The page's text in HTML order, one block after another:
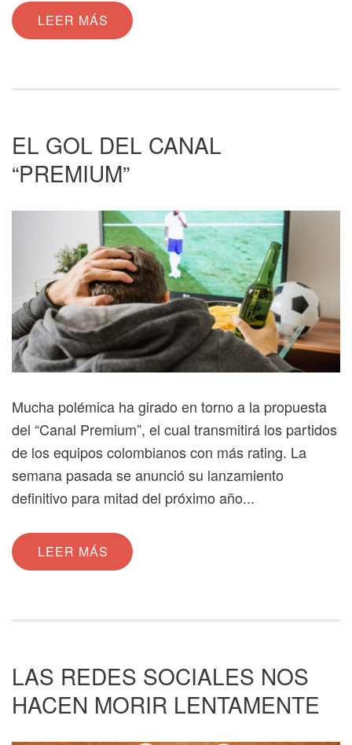
LEER MÁS
EL GOL DEL CANAL
“PREMIUM”
Mucha polémica ha girado en torno a la propuesta
del “Canal Premium”, el cual transmitirá los partidos
de los equipos colombianos con más rating. La
semana pasada se anunció su lanzamiento
definitivo para mitad del próximo año...
LEER MÁS
LAS REDES SOCIALES NOS
HACEN MORIR LENTAMENTE